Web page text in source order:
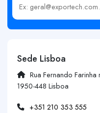
Insira o seu email
Sede Lisboa
Rua Fernando
1950-448 Lisboa
+351 210 353 555